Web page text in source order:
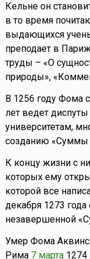
Кельне он
в то время
выдающихся
преподает в
труды – «О
природы»,
В 1256 году Фома
лет ведет диспуты
университетам,
созданию «Суммы
К концу жизни с
которых ему
которой все
декабря 1273
незавершенной
Умер Фома
Рима 7 марта1274